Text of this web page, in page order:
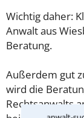
Wichtig daher:
Anwalt aus
Beratung.
Außerdem gut
wird die
Rechtsanwalts